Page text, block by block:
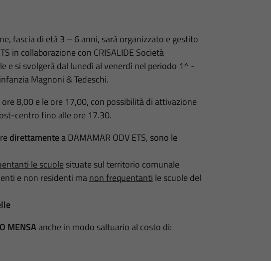
fascia di età 3 – 6 anni, sarà organizzato e gestito
in collaborazione con CRISALIDE Società
e si svolgerà dal lunedì al venerdì nel periodo 1^ -
Magnoni & Tedeschi.
8,00 e le ore 17,00, con possibilità di attivazione
centro fino alle ore 17.30.
direttamentea DAMAMAR ODV ETS, sono le
le scuole situate sul territorio comunale
e non residenti manon frequentanti le scuole del
MENSAanche in modo saltuario al costo di: